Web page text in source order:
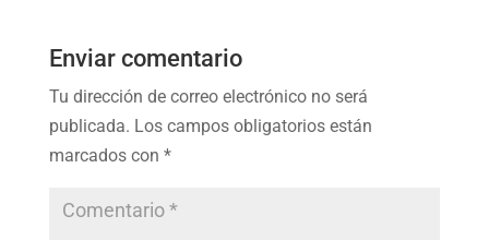
Enviar comentario
Tu dirección de correo electrónico no será
publicada. Los campos obligatorios están
marcados con *